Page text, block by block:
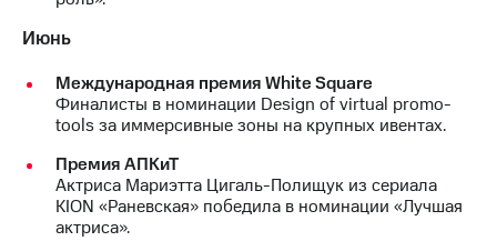
Июнь
Международная премия White Square
Финалисты в номинации Design of virtual promo-
tools за иммерсивные зоны на крупных ивентах.
Премия АПКиТ
Актриса Мариэтта Цигаль-Полищук из сериала
KION «Раневская» победила в номинации «Лучшая
актриса».